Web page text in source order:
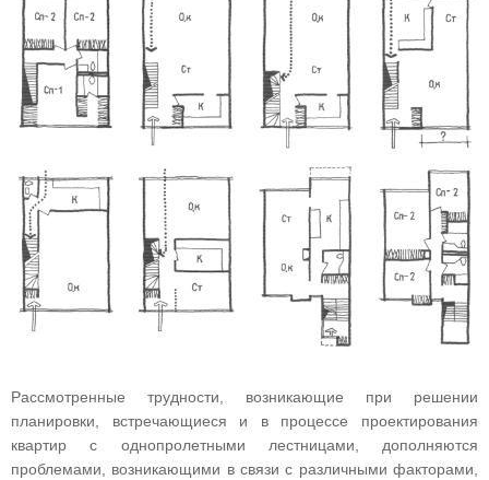
Рассмотренные трудности, возникающие при решении
планировки, встречающиеся и в процессе проектирования
квартир с однопролетными лестницами, дополняются
проблемами, возникающими в связи с различными факторами,